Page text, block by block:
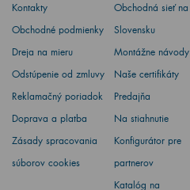
Kontakty
Obchodné podmienky
Dreja na mieru
Odstúpenie od zmluvy
Reklamačný poriadok
Doprava a platba
Zásady spracovania
súborov cookies
Obchodná sieť na
Slovensku
Montážne návody
Naše certifikáty
Predajňa
Na stiahnutie
Konfigurátor pre
partnerov
Katalóg na